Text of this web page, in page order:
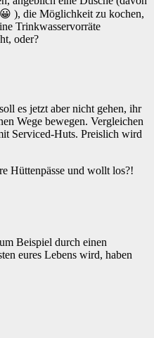
), die Möglichkeit zu kochen,
Trinkwasservorräte
oder?
es jetzt aber nicht gehen, ihr
Wege bewegen. Vergleichen
Serviced-Huts. Preislich wird
Hüttenpässe und wollt los?!
Beispiel durch einen
eures Lebens wird, haben